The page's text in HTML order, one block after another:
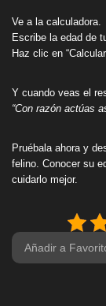
Ve a la calculadora.
Escribe la edad de
Haz clic en
Y cuando veas el
“Con razón actúas
Pruébala ahora y
felino. Conocer su
cuidarlo mejor.
Añadir a